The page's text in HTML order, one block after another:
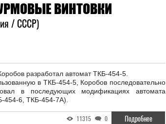
ВИНТОВКИ
/ СССР)
разработал автомат ТКБ-454-5.
в ТКБ-454-5, Коробов последовательно
в последующих модификациях автомата
454-6, ТКБ-454-7А).
11315 0 Подробнее